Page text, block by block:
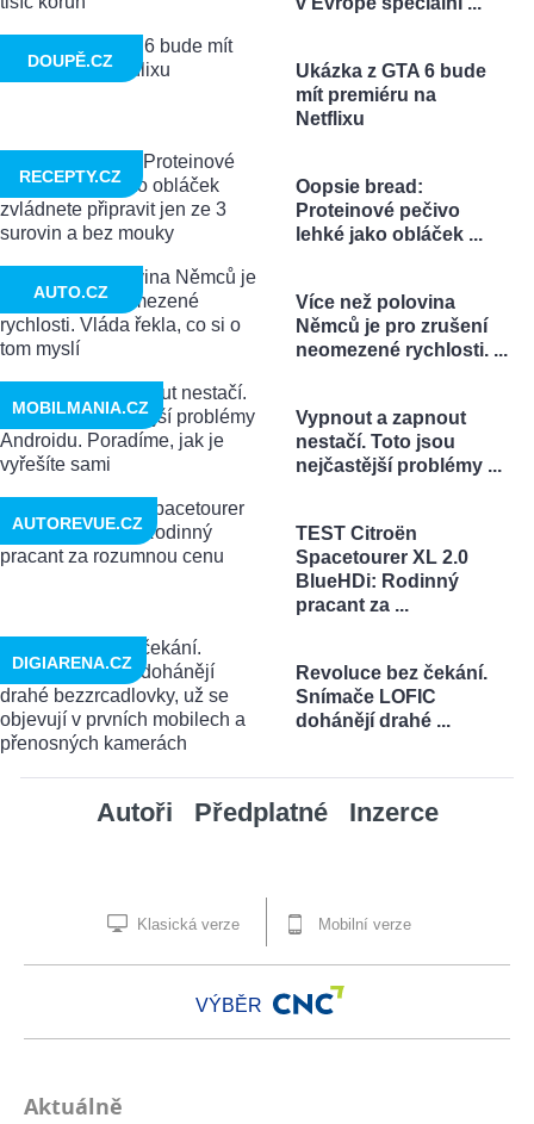
Ukázka z GTA 6 bude
mít premiéru na
Netflixu
DOUPĚ.CZ
Oopsie bread:
Proteinové pečivo
lehké jako obláček ...
RECEPTY.CZ
Více než polovina
Němců je pro zrušení
neomezené rychlosti. ...
AUTO.CZ
Vypnout a zapnout
nestačí. Toto jsou
nejčastější problémy ...
MOBILMANIA.CZ
TEST Citroën
Spacetourer XL 2.0
BlueHDi: Rodinný
pracant za ...
AUTOREVUE.CZ
Revoluce bez čekání.
Snímače LOFIC
dohánějí drahé ...
DIGIARENA.CZ
Autoři Předplatné Inzerce
Klasická verze Mobilní verze
VÝBĚR
Aktuálně